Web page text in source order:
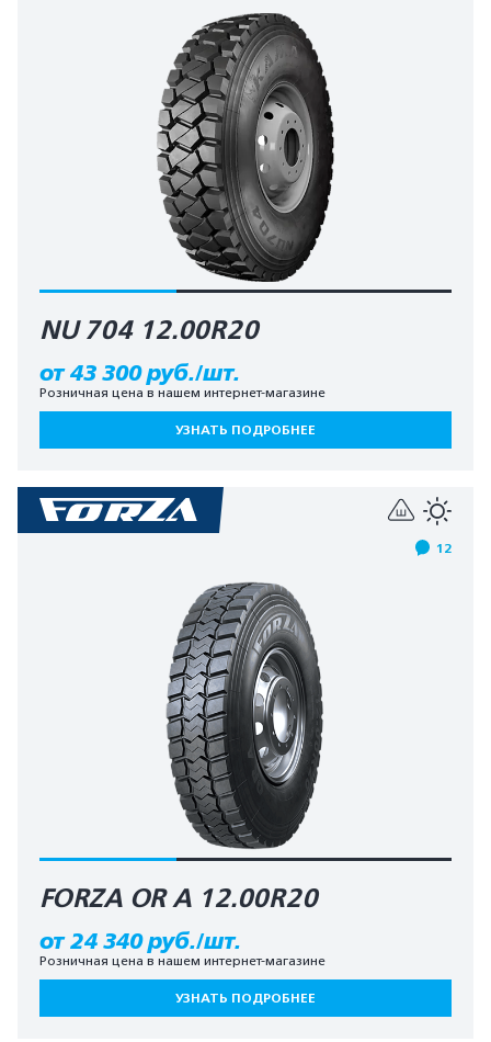
NU 704 12.00R20
от 43 300 руб./шт.
Розничная цена в нашем интернет-магазине
УЗНАТЬ ПОДРОБНЕЕ
12
FORZA OR A 12.00R20
от 24 340 руб./шт.
Розничная цена в нашем интернет-магазине
УЗНАТЬ ПОДРОБНЕЕ